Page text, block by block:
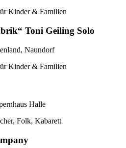
Kinder & Familien
Toni Geiling Solo
Naundorf
Kinder & Familien
Halle
Folk, Kabarett